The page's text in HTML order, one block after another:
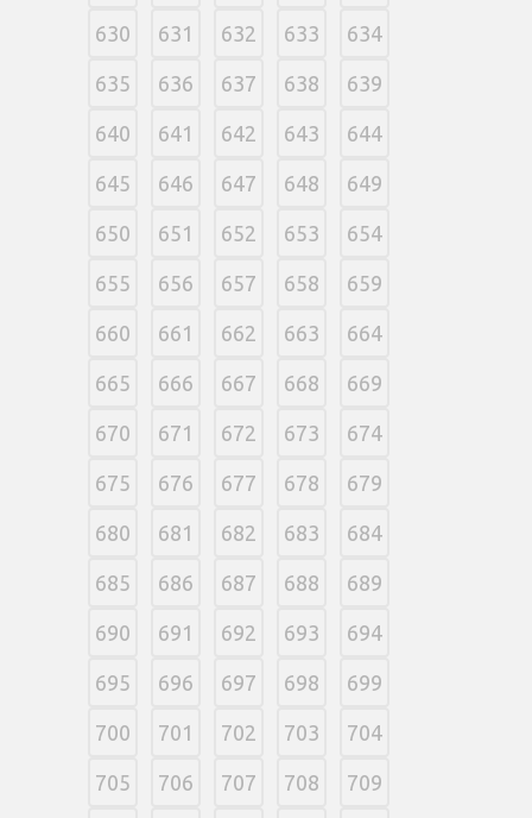
630 631 632 633 634
635 636 637 638 639
640 641 642 643 644
645 646 647 648 649
650 651 652 653 654
655 656 657 658 659
660 661 662 663 664
665 666 667 668 669
670 671 672 673 674
675 676 677 678 679
680 681 682 683 684
685 686 687 688 689
690 691 692 693 694
695 696 697 698 699
700 701 702 703 704
705 706 707 708 709